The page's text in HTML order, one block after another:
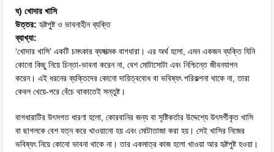
ঘ) খোদার খাসি
উত্তর: হৃষ্টপুষ্ট ও ভাবনাহীন ব্যক্তি
ব্যাখ্যা:
‘খোদার খাসি’ একটি চমৎকার ব্যঙ্গাত্মক বাগধারা। এর অর্থ হলো, এমন একজন ব্যক্তি যিনি
কোনো কিছু নিয়ে চিন্তা-ভাবনা করেন না, বেশ মোটাসোটা এবং নিশ্চিন্তে জীবনযাপন
করেন। এই ধরনের ব্যক্তিদের কোনো দায়িত্ববোধ বা ভবিষ্যৎ পরিকল্পনা থাকে না, তারা
কেবল খেয়ে-পরে বেঁচে থাকাতেই সন্তুষ্ট।
বাগধারাটির উৎসগত ধারণা হলো, কোরবানির জন্য বা সৃষ্টিকর্তার উদ্দেশ্যে উৎসর্গীকৃত খাসি
বা ছাগলকে বেশ যত্ন করে খাওয়ানো হয় এবং মোটাতাজা করা হয়। সেই খাসির নিজের
ভবিষ্যৎ নিয়ে কোনো ভাবনা থাকে না। তার একমাত্র কাজ হলো খাওয়া আর হৃষ্টপুষ্ট হওয়া।